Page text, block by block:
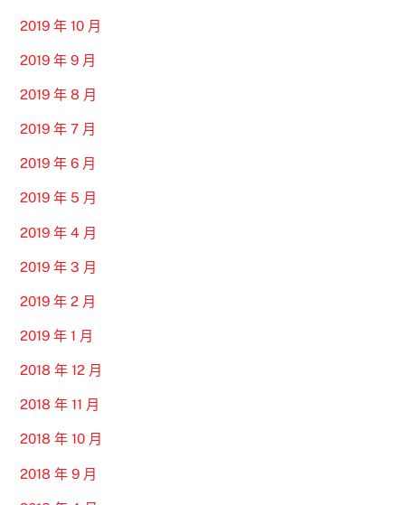
2019 年 10 月
2019 年 9 月
2019 年 8 月
2019 年 7 月
2019 年 6 月
2019 年 5 月
2019 年 4 月
2019 年 3 月
2019 年 2 月
2019 年 1 月
2018 年 12 月
2018 年 11 月
2018 年 10 月
2018 年 9 月